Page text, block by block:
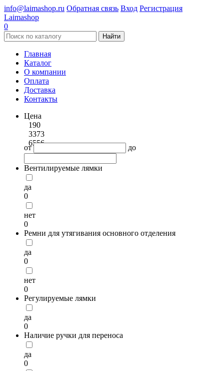
info@laimashop.ru Обратная связь Вход Регистрация
Laimashop
0
Найти
Главная
Каталог
О компании
Оплата
Доставка
Контакты
Цена
190
3373
6556
от до
Вентилируемые лямки
да
0
нет
0
Ремни для утягивания основного отделения
да
0
нет
0
Регулируемые лямки
да
0
Наличие ручки для переноса
да
0